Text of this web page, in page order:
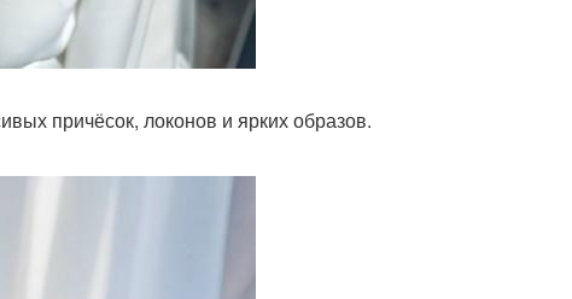
причёсок, локонов и ярких образов.